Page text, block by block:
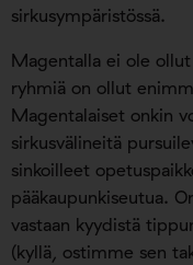
sirkusympäristössä.
Magentalla ei ole
ryhmiä on ollut
Magentalaiset onkin
sirkusvälineitä
sinkoilleet
pääkaupunkiseutua.
vastaan kyydistä
(kyllä, ostimme sen